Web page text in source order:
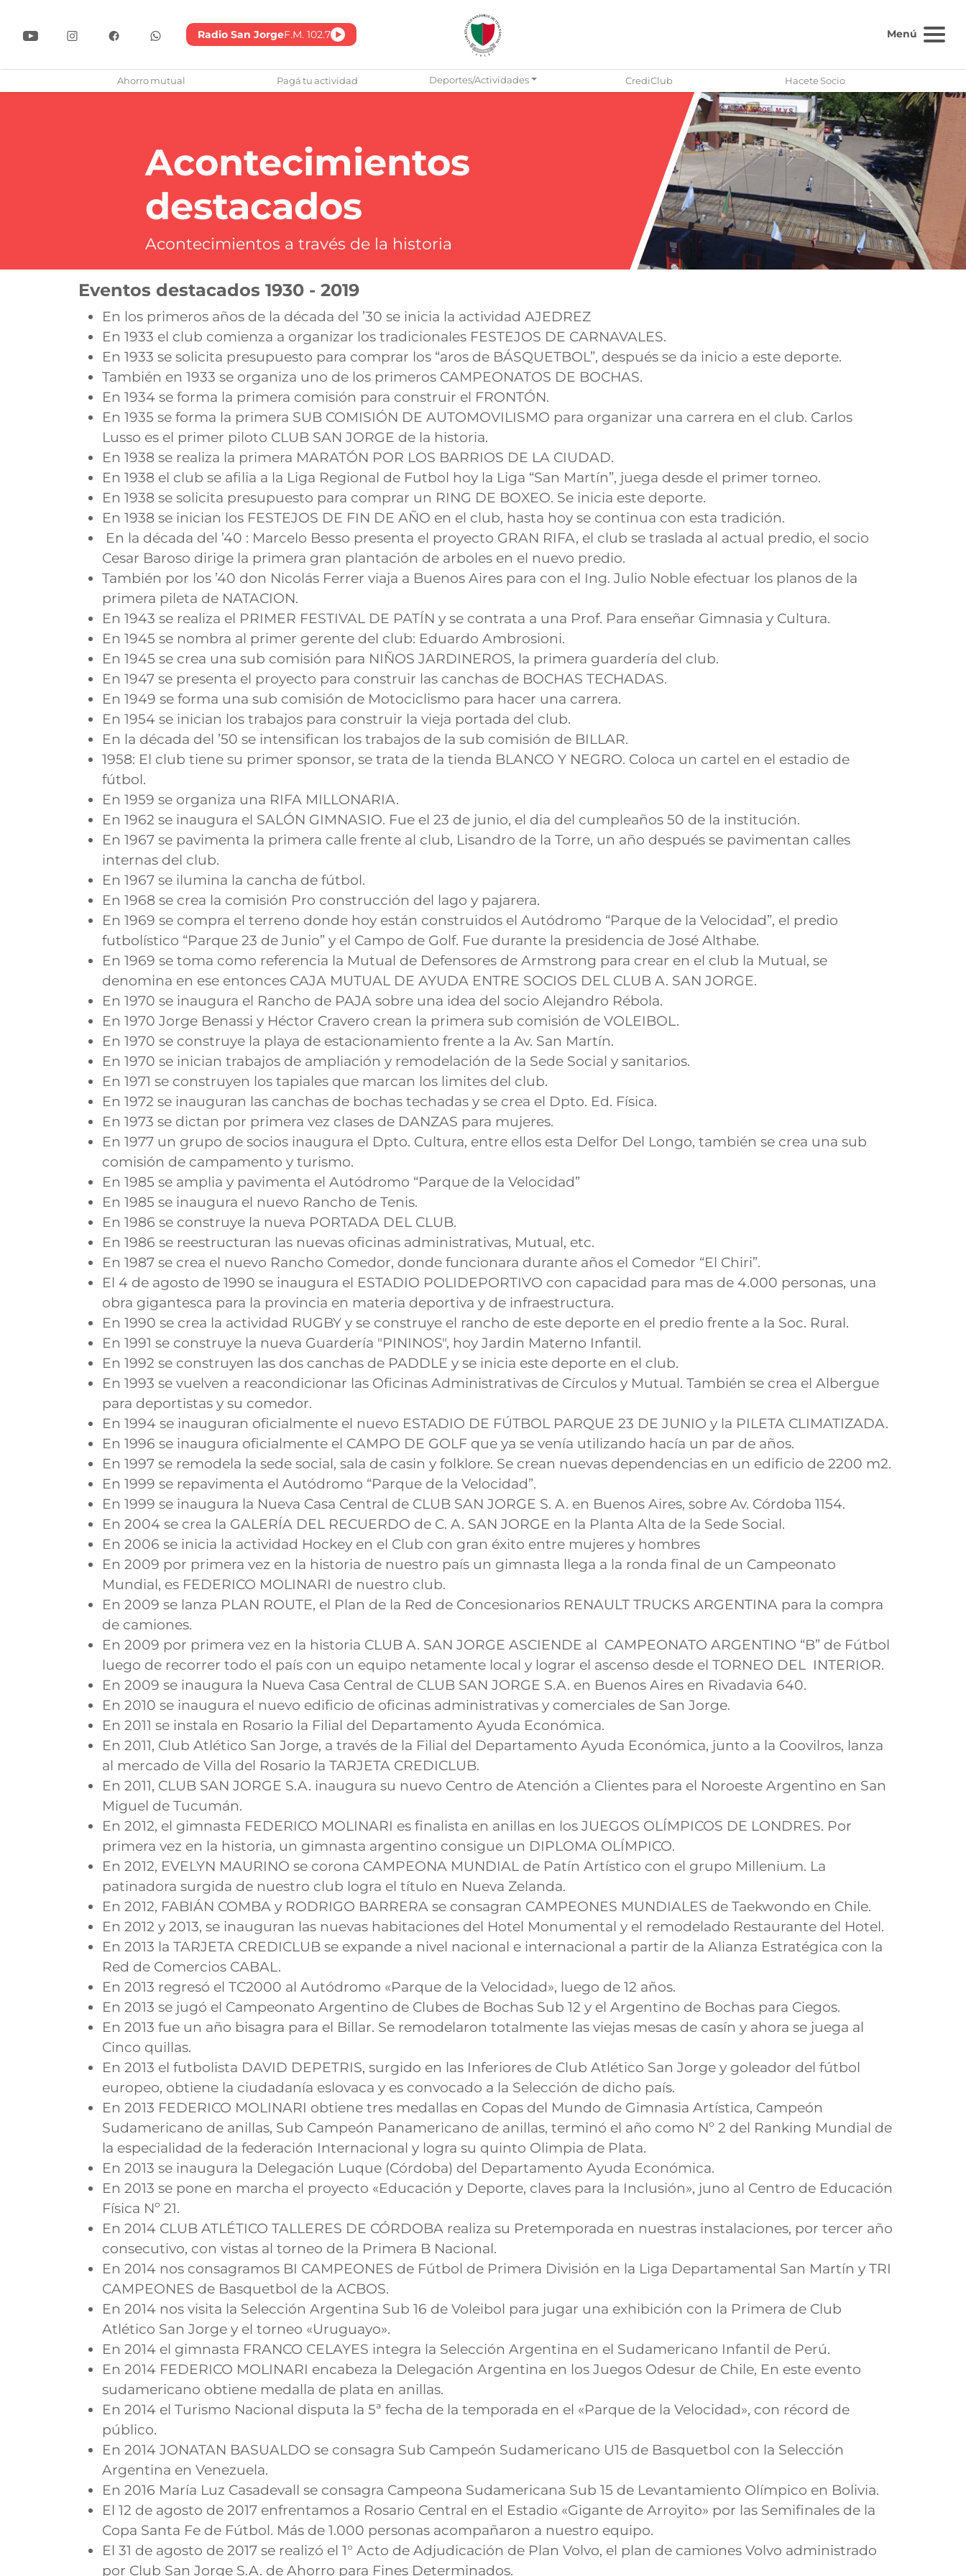
Pasar
al
Radio San JorgeF.M. 102.7 Menú
Ahorro mutual Pagá tu actividad Deportes/Actividades CrediClub Hacete Socio
Acontecimientos
destacados
Acontecimientos a través de la historia
Eventos destacados 1930 - 2019
En los primeros años de la década del ’30 se inicia la actividad AJEDREZ
En 1933 el club comienza a organizar los tradicionales FESTEJOS DE CARNAVALES.
En 1933 se solicita presupuesto para comprar los “aros de BÁSQUETBOL”, después se da inicio a este deporte.
También en 1933 se organiza uno de los primeros CAMPEONATOS DE BOCHAS.
En 1934 se forma la primera comisión para construir el FRONTÓN.
En 1935 se forma la primera SUB COMISIÓN DE AUTOMOVILISMO para organizar una carrera en el club. Carlos
Lusso es el primer piloto CLUB SAN JORGE de la historia.
En 1938 se realiza la primera MARATÓN POR LOS BARRIOS DE LA CIUDAD.
En 1938 el club se afilia a la Liga Regional de Futbol hoy la Liga “San Martín”, juega desde el primer torneo.
En 1938 se solicita presupuesto para comprar un RING DE BOXEO. Se inicia este deporte.
En 1938 se inician los FESTEJOS DE FIN DE AÑO en el club, hasta hoy se continua con esta tradición.
En la década del ’40 : Marcelo Besso presenta el proyecto GRAN RIFA, el club se traslada al actual predio, el socio
Cesar Baroso dirige la primera gran plantación de arboles en el nuevo predio.
También por los ’40 don Nicolás Ferrer viaja a Buenos Aires para con el Ing. Julio Noble efectuar los planos de la
primera pileta de NATACION.
En 1943 se realiza el PRIMER FESTIVAL DE PATÍN y se contrata a una Prof. Para enseñar Gimnasia y Cultura.
En 1945 se nombra al primer gerente del club: Eduardo Ambrosioni.
En 1945 se crea una sub comisión para NIÑOS JARDINEROS, la primera guardería del club.
En 1947 se presenta el proyecto para construir las canchas de BOCHAS TECHADAS.
En 1949 se forma una sub comisión de Motociclismo para hacer una carrera.
En 1954 se inician los trabajos para construir la vieja portada del club.
En la década del ’50 se intensifican los trabajos de la sub comisión de BILLAR.
1958: El club tiene su primer sponsor, se trata de la tienda BLANCO Y NEGRO. Coloca un cartel en el estadio de
fútbol.
En 1959 se organiza una RIFA MILLONARIA.
En 1962 se inaugura el SALÓN GIMNASIO. Fue el 23 de junio, el dia del cumpleaños 50 de la institución.
En 1967 se pavimenta la primera calle frente al club, Lisandro de la Torre, un año después se pavimentan calles
internas del club.
En 1967 se ilumina la cancha de fútbol.
En 1968 se crea la comisión Pro construcción del lago y pajarera.
En 1969 se compra el terreno donde hoy están construidos el Autódromo “Parque de la Velocidad”, el predio
futbolístico “Parque 23 de Junio” y el Campo de Golf. Fue durante la presidencia de José Althabe.
En 1969 se toma como referencia la Mutual de Defensores de Armstrong para crear en el club la Mutual, se
denomina en ese entonces CAJA MUTUAL DE AYUDA ENTRE SOCIOS DEL CLUB A. SAN JORGE.
En 1970 se inaugura el Rancho de PAJA sobre una idea del socio Alejandro Rébola.
En 1970 Jorge Benassi y Héctor Cravero crean la primera sub comisión de VOLEIBOL.
En 1970 se construye la playa de estacionamiento frente a la Av. San Martín.
En 1970 se inician trabajos de ampliación y remodelación de la Sede Social y sanitarios.
En 1971 se construyen los tapiales que marcan los limites del club.
En 1972 se inauguran las canchas de bochas techadas y se crea el Dpto. Ed. Física.
En 1973 se dictan por primera vez clases de DANZAS para mujeres.
En 1977 un grupo de socios inaugura el Dpto. Cultura, entre ellos esta Delfor Del Longo, también se crea una sub
comisión de campamento y turismo.
En 1985 se amplia y pavimenta el Autódromo “Parque de la Velocidad”
En 1985 se inaugura el nuevo Rancho de Tenis.
En 1986 se construye la nueva PORTADA DEL CLUB.
En 1986 se reestructuran las nuevas oficinas administrativas, Mutual, etc.
En 1987 se crea el nuevo Rancho Comedor, donde funcionara durante años el Comedor “El Chiri”.
El 4 de agosto de 1990 se inaugura el ESTADIO POLIDEPORTIVO con capacidad para mas de 4.000 personas, una
obra gigantesca para la provincia en materia deportiva y de infraestructura.
En 1990 se crea la actividad RUGBY y se construye el rancho de este deporte en el predio frente a la Soc. Rural.
En 1991 se construye la nueva Guardería "PININOS", hoy Jardin Materno Infantil.
En 1992 se construyen las dos canchas de PADDLE y se inicia este deporte en el club.
En 1993 se vuelven a reacondicionar las Oficinas Administrativas de Círculos y Mutual. También se crea el Albergue
para deportistas y su comedor.
En 1994 se inauguran oficialmente el nuevo ESTADIO DE FÚTBOL PARQUE 23 DE JUNIO y la PILETA CLIMATIZADA.
En 1996 se inaugura oficialmente el CAMPO DE GOLF que ya se venía utilizando hacía un par de años.
En 1997 se remodela la sede social, sala de casin y folklore. Se crean nuevas dependencias en un edificio de 2200 m2.
En 1999 se repavimenta el Autódromo “Parque de la Velocidad”.
En 1999 se inaugura la Nueva Casa Central de CLUB SAN JORGE S. A. en Buenos Aires, sobre Av. Córdoba 1154.
En 2004 se crea la GALERÍA DEL RECUERDO de C. A. SAN JORGE en la Planta Alta de la Sede Social.
En 2006 se inicia la actividad Hockey en el Club con gran éxito entre mujeres y hombres
En 2009 por primera vez en la historia de nuestro país un gimnasta llega a la ronda final de un Campeonato
Mundial, es FEDERICO MOLINARI de nuestro club.
En 2009 se lanza PLAN ROUTE, el Plan de la Red de Concesionarios RENAULT TRUCKS ARGENTINA para la compra
de camiones.
En 2009 por primera vez en la historia CLUB A. SAN JORGE ASCIENDE al CAMPEONATO ARGENTINO “B” de Fútbol
luego de recorrer todo el país con un equipo netamente local y lograr el ascenso desde el TORNEO DEL INTERIOR.
En 2009 se inaugura la Nueva Casa Central de CLUB SAN JORGE S.A. en Buenos Aires en Rivadavia 640.
En 2010 se inaugura el nuevo edificio de oficinas administrativas y comerciales de San Jorge.
En 2011 se instala en Rosario la Filial del Departamento Ayuda Económica.
En 2011, Club Atlético San Jorge, a través de la Filial del Departamento Ayuda Económica, junto a la Coovilros, lanza
al mercado de Villa del Rosario la TARJETA CREDICLUB.
En 2011, CLUB SAN JORGE S.A. inaugura su nuevo Centro de Atención a Clientes para el Noroeste Argentino en San
Miguel de Tucumán.
En 2012, el gimnasta FEDERICO MOLINARI es finalista en anillas en los JUEGOS OLÍMPICOS DE LONDRES. Por
primera vez en la historia, un gimnasta argentino consigue un DIPLOMA OLÍMPICO.
En 2012, EVELYN MAURINO se corona CAMPEONA MUNDIAL de Patín Artístico con el grupo Millenium. La
patinadora surgida de nuestro club logra el título en Nueva Zelanda.
En 2012, FABIÁN COMBA y RODRIGO BARRERA se consagran CAMPEONES MUNDIALES de Taekwondo en Chile.
En 2012 y 2013, se inauguran las nuevas habitaciones del Hotel Monumental y el remodelado Restaurante del Hotel.
En 2013 la TARJETA CREDICLUB se expande a nivel nacional e internacional a partir de la Alianza Estratégica con la
Red de Comercios CABAL.
En 2013 regresó el TC2000 al Autódromo «Parque de la Velocidad», luego de 12 años.
En 2013 se jugó el Campeonato Argentino de Clubes de Bochas Sub 12 y el Argentino de Bochas para Ciegos.
En 2013 fue un año bisagra para el Billar. Se remodelaron totalmente las viejas mesas de casín y ahora se juega al
Cinco quillas.
En 2013 el futbolista DAVID DEPETRIS, surgido en las Inferiores de Club Atlético San Jorge y goleador del fútbol
europeo, obtiene la ciudadanía eslovaca y es convocado a la Selección de dicho país.
En 2013 FEDERICO MOLINARI obtiene tres medallas en Copas del Mundo de Gimnasia Artística, Campeón
Sudamericano de anillas, Sub Campeón Panamericano de anillas, terminó el año como Nº 2 del Ranking Mundial de
la especialidad de la federación Internacional y logra su quinto Olimpia de Plata.
En 2013 se inaugura la Delegación Luque (Córdoba) del Departamento Ayuda Económica.
En 2013 se pone en marcha el proyecto «Educación y Deporte, claves para la Inclusión», juno al Centro de Educación
Física Nº 21.
En 2014 CLUB ATLÉTICO TALLERES DE CÓRDOBA realiza su Pretemporada en nuestras instalaciones, por tercer año
consecutivo, con vistas al torneo de la Primera B Nacional.
En 2014 nos consagramos BI CAMPEONES de Fútbol de Primera División en la Liga Departamental San Martín y TRI
CAMPEONES de Basquetbol de la ACBOS.
En 2014 nos visita la Selección Argentina Sub 16 de Voleibol para jugar una exhibición con la Primera de Club
Atlético San Jorge y el torneo «Uruguayo».
En 2014 el gimnasta FRANCO CELAYES integra la Selección Argentina en el Sudamericano Infantil de Perú.
En 2014 FEDERICO MOLINARI encabeza la Delegación Argentina en los Juegos Odesur de Chile, En este evento
sudamericano obtiene medalla de plata en anillas.
En 2014 el Turismo Nacional disputa la 5ª fecha de la temporada en el «Parque de la Velocidad», con récord de
público.
En 2014 JONATAN BASUALDO se consagra Sub Campeón Sudamericano U15 de Basquetbol con la Selección
Argentina en Venezuela.
En 2016 María Luz Casadevall se consagra Campeona Sudamericana Sub 15 de Levantamiento Olímpico en Bolivia.
El 12 de agosto de 2017 enfrentamos a Rosario Central en el Estadio «Gigante de Arroyito» por las Semifinales de la
Copa Santa Fe de Fútbol. Más de 1.000 personas acompañaron a nuestro equipo.
El 31 de agosto de 2017 se realizó el 1° Acto de Adjudicación de Plan Volvo, el plan de camiones Volvo administrado
por Club San Jorge S.A. de Ahorro para Fines Determinados.